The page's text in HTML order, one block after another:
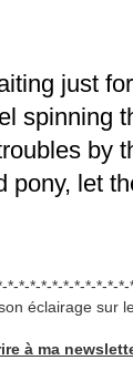
just
spinning
by
pony, let
*-*-*-*-*-*-*-*-*-*-
éclairage sur
à ma